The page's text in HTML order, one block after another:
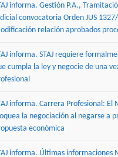
informa. Gestión P.A.,
convocatoria Orden JUS
relación aprobados
informa. STAJ requiere
cumpla la ley y negocie de una
informa. Carrera Profesional: El
la negociación al negarse a
económica
informa. Últimas informaciones